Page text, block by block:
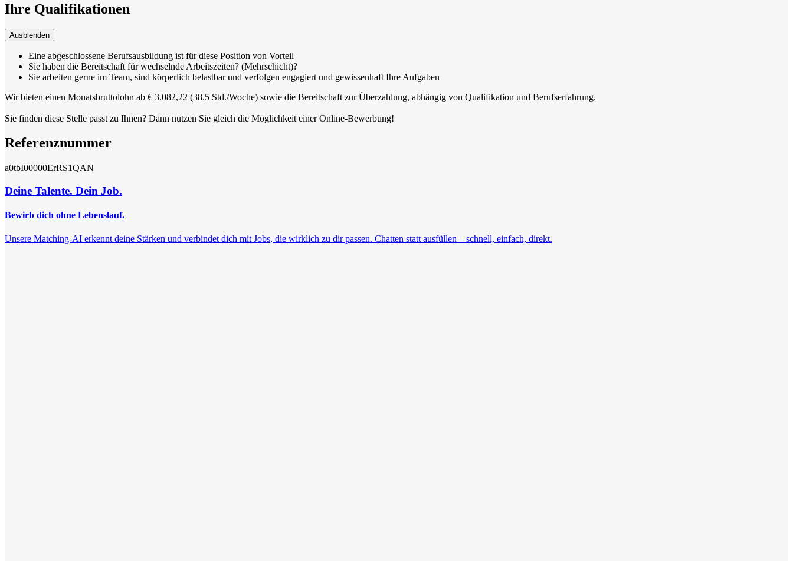
Ihre Qualifikationen
Ausblenden
Eine abgeschlossene Berufsausbildung ist für diese Position von Vorteil
Sie haben die Bereitschaft für wechselnde Arbeitszeiten? (Mehrschicht)?
Sie arbeiten gerne im Team, sind körperlich belastbar und verfolgen engagiert und gewissenhaft Ihre Aufgaben
Wir bieten einen Monatsbruttolohn ab € 3.082,22 (38.5 Std./Woche) sowie die Bereitschaft zur Überzahlung, abhängig von Qualifikation und Berufserfahrung.
Sie finden diese Stelle passt zu Ihnen? Dann nutzen Sie gleich die Möglichkeit einer Online-Bewerbung!
Referenznummer
a0tbI00000ErRS1QAN
Deine Talente. Dein Job.
Bewirb dich ohne Lebenslauf.
Unsere Matching-AI erkennt deine Stärken und verbindet dich mit Jobs, die wirklich zu dir passen. Chatten statt ausfüllen – schnell, einfach, direkt.